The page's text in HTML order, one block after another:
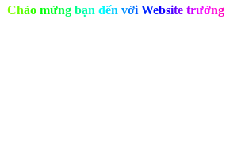
Chào mừng bạn đến với Website trường